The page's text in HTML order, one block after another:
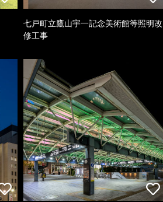
七戸町立鷹山宇一記念美術館等照明改
修工事